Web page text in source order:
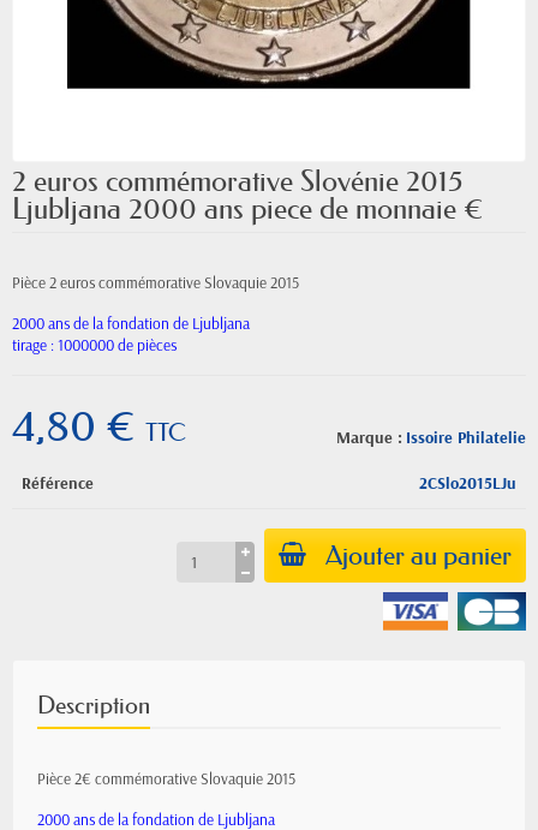
2 euros commémorative Slovénie 2015
Ljubljana 2000 ans piece de monnaie €
Pièce 2 euros commémorative Slovaquie 2015
2000 ans de la fondation de Ljubljana
tirage : 1000000 de pièces
Marque : Issoire Philatelie
4,80 € TTC
Référence 2CSlo2015LJu
Ajouter au panier
Description
Pièce 2€ commémorative Slovaquie 2015
2000 ans de la fondation de Ljubljana